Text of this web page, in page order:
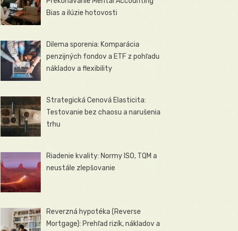
Bias a ilúzie hotovosti
Dilema sporenia: Komparácia
penzijných fondov a ETF z pohľadu
nákladov a flexibility
Strategická Cenová Elasticita:
Testovanie bez chaosu a narušenia
trhu
Riadenie kvality: Normy ISO, TQM a
neustále zlepšovanie
Reverzná hypotéka (Reverse
Mortgage): Prehľad rizík, nákladov a